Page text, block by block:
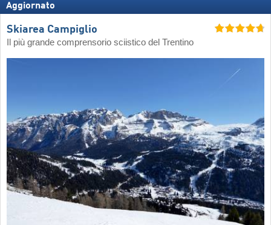
Aggiornato
Skiarea Campiglio
Il più grande comprensorio sciistico del Trentino